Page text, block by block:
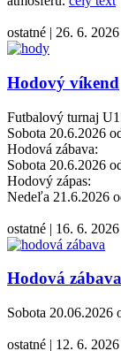
ostatné | 26. 6. 2026
Hodový víkend
Futbalový turnaj
Sobota 20.6.2026
Hodová zábava:
Sobota 20.6.2026
Hodový zápas:
Nedeľa 21.6.2026
ostatné | 16. 6. 2026
Hodová zábava
Sobota 20.06.2026
ostatné | 12. 6. 2026